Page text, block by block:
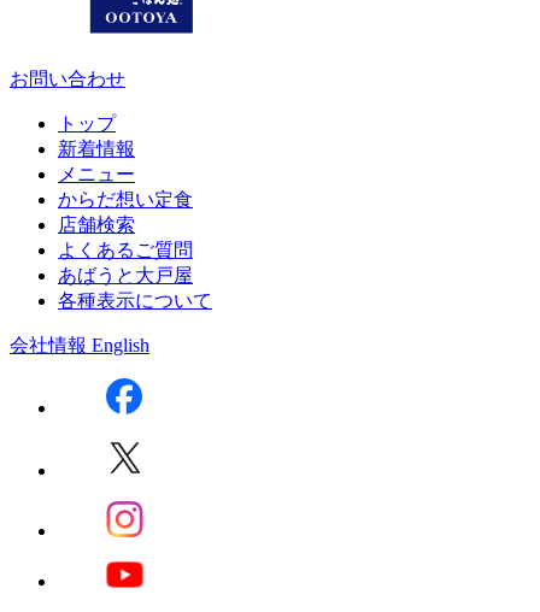
お問い合わせ
トップ
新着情報
メニュー
からだ想い定食
店舗検索
よくあるご質問
あばうと大戸屋
各種表示について
会社情報 English